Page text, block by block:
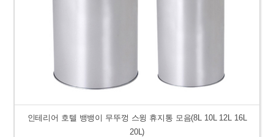
인테리어 호텔 뱅뱅이 무뚜껑 스윙 휴지통 모음(8L 10L 12L 16L
20L)